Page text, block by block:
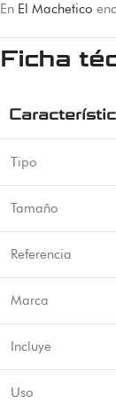
En El Machetico
Ficha
Tipo
Tamaño
Referencia
Marca
Incluye
Uso